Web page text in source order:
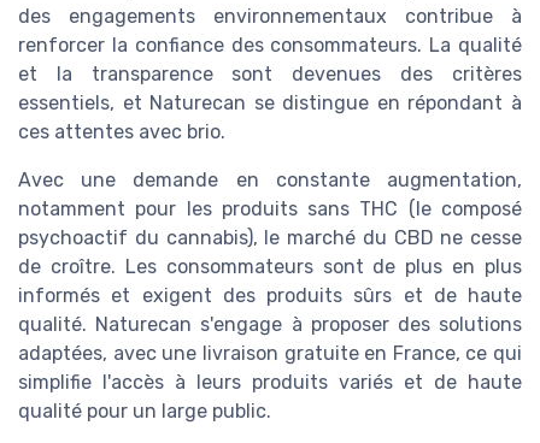
des engagements environnementaux contribue à
renforcer la confiance des consommateurs. La qualité
et la transparence sont devenues des critères
essentiels, et Naturecan se distingue en répondant à
ces attentes avec brio.
Avec une demande en constante augmentation,
notamment pour les produits sans THC (le composé
psychoactif du cannabis), le marché du CBD ne cesse
de croître. Les consommateurs sont de plus en plus
informés et exigent des produits sûrs et de haute
qualité. Naturecan s'engage à proposer des solutions
adaptées, avec une livraison gratuite en France, ce qui
simplifie l'accès à leurs produits variés et de haute
qualité pour un large public.